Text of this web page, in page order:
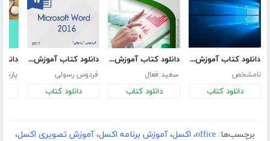
دانلود کتاب آموزش ویندوز 10
نامشخص
دانلود کتاب
دانلود کتاب آموزش گام به گام و تصویری اکسل 2019
سعید فعال
دانلود کتاب
دانلود کتاب آموزش مایکروسافت ورد 2016
فردوس رسولی
دانلود کتاب
برچسب‌ها: office، اکسل،آموزش برنامه اکسل،آموزش تصویری اکسل،